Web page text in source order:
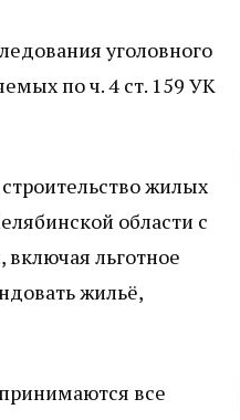
уголовного
по ч. 4 ст. 159 УК
жилых
области с
льготное
жильё,
все